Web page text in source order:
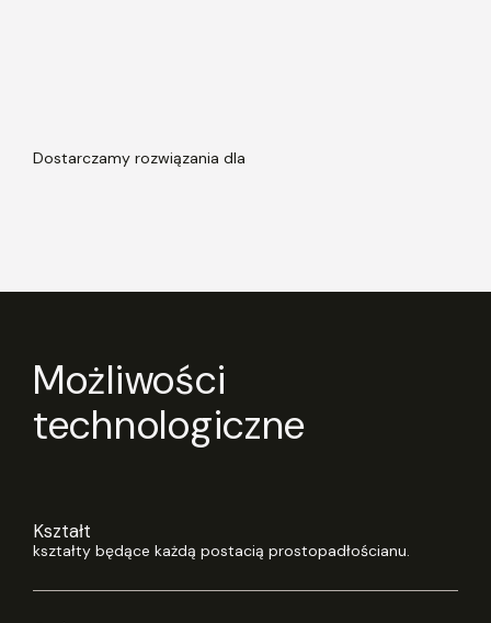
Dostarczamy rozwiązania dla
Możliwości
technologiczne
Kształt
kształty będące każdą postacią prostopadłościanu.